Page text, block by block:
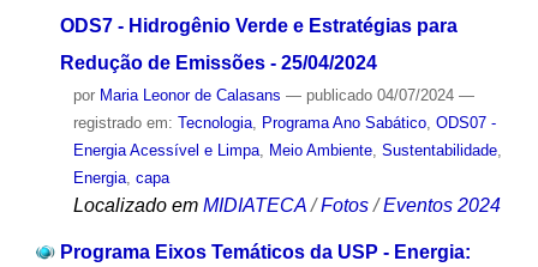
ODS7 - Hidrogênio Verde e Estratégias para
Redução de Emissões - 25/04/2024
por Maria Leonor de Calasans — publicado04/07/2024 —
registrado em: Tecnologia, Programa Ano Sabático, ODS07 -
Energia Acessível e Limpa, Meio Ambiente, Sustentabilidade,
Energia, capa
Localizado em MIDIATECA /Fotos /Eventos 2024
Programa Eixos Temáticos da USP - Energia: